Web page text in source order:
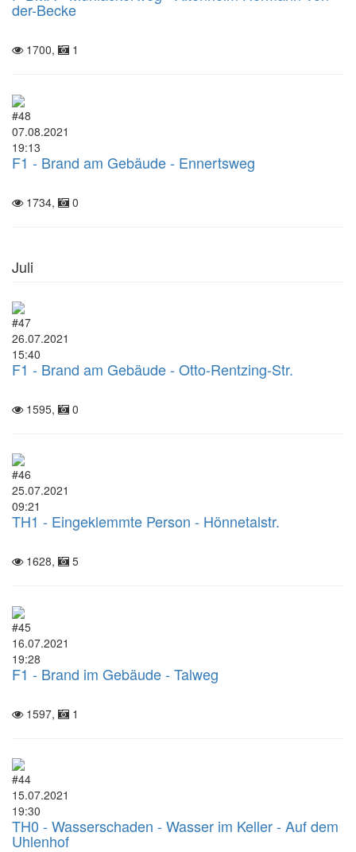
der-Becke
1700, 1
#48
07.08.2021
19:13
F1 - Brand am Gebäude - Ennertsweg
1734, 0
Juli
#47
26.07.2021
15:40
F1 - Brand am Gebäude - Otto-Rentzing-Str.
1595, 0
#46
25.07.2021
09:21
TH1 - Eingeklemmte Person - Hönnetalstr.
1628, 5
#45
16.07.2021
19:28
F1 - Brand im Gebäude - Talweg
1597, 1
#44
15.07.2021
19:30
TH0 - Wasserschaden - Wasser im Keller - Auf dem
Uhlenhof